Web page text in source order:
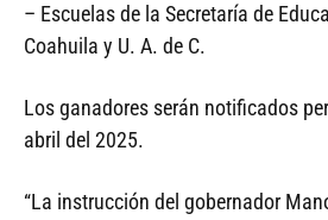
– Escuelas de la Secretaría de
Coahuila y U. A. de C.
Los ganadores serán notificados
abril del 2025.
“La instrucción del gobernador